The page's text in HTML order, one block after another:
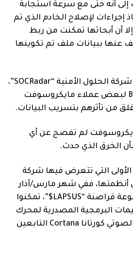
إلى أنه حتى مع سرعة استجابة
لإصلاح الخادم الذي تم
أن أبحاثها تمكنت من ربط
عنها ببيانات ملف تم تكوينها
في الوقت ذاته، أتاحت شركة الحلول الأمنية “SOCRadar”،
بوابة البحث BlueBleed لبعض عملاء مايكروسوفت
من تأثرهم بتسريب البيانات.
مايكروسوفت لم تفصح عن أي
الخرق الذي حدث.
الأولى التي تتعرض فيها شركة
أنظمتها، ففي شهر مارس/آذار
الماضي، أكدت أن مجموعة قراصنة “LAPSUS$”، تمكنوا
البرمجية المصدرية لمحرك
بحث Bing والمساعد الصوتي كورتانا Cortana التابعين